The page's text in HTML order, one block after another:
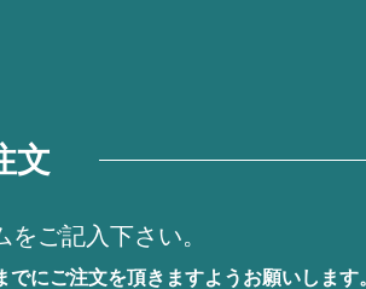
文
ご記入下さい。
でにご注文を頂きますようお願いします。